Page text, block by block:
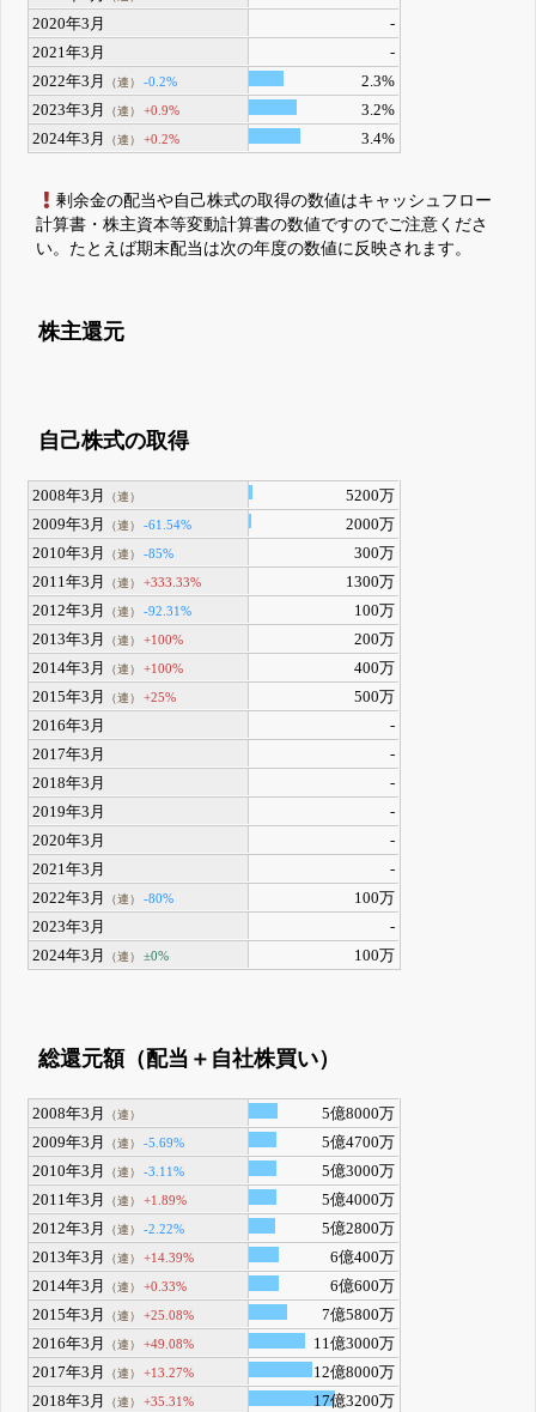
2020年3月
-
2021年3月
-
2022年3月
（連） -0.2%
2.3%
2023年3月
（連） +0.9%
3.2%
2024年3月
（連） +0.2% 3.4%
剰余金の配当や自己株式の取得の数値はキャッシュフロー
計算書・株主資本等変動計算書の数値ですのでご注意くださ
い。たとえば期末配当は次の年度の数値に反映されます。
株主還元
自己株式の取得
2008年3月 （連）
5200万
2009年3月
（連） -61.54%
2000万
2010年3月
（連） -85%
300万
2011年3月
（連） +333.33%
1300万
2012年3月
（連） -92.31%
100万
2013年3月
（連） +100%
200万
2014年3月
（連） +100%
400万
2015年3月
（連） +25%
500万
2016年3月
-
2017年3月
-
2018年3月
-
2019年3月
-
2020年3月
-
2021年3月
-
2022年3月
（連） -80%
100万
2023年3月
-
2024年3月
（連） ±0% 100万
総還元額（配当＋自社株買い）
2008年3月 （連）
5億8000万
2009年3月
（連） -5.69%
5億4700万
2010年3月
（連） -3.11%
5億3000万
2011年3月
（連） +1.89%
5億4000万
2012年3月
（連） -2.22%
5億2800万
2013年3月
（連） +14.39%
6億400万
2014年3月
（連） +0.33%
6億600万
2015年3月
（連） +25.08%
7億5800万
2016年3月
（連） +49.08%
11億3000万
2017年3月
（連） +13.27%
12億8000万
2018年3月
（連） +35.31%
17億3200万